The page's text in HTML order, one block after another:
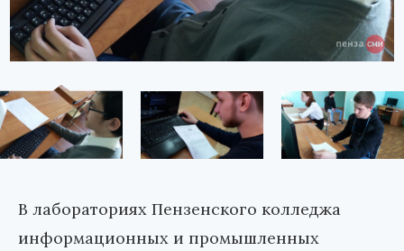
В лабораториях Пензенского колледжа
информационных и промышленных